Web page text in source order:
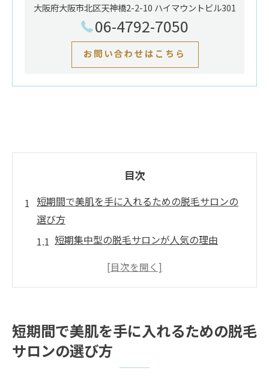
大阪府大阪市北区天神橋2-2-10 ハイマウントビル301
06-4792-7050
お問い合わせはこちら
目次
短期間で美肌を手に入れるための脱毛サロンの
選び方
短期集中型の脱毛サロンが人気の理由
効果を実感するためのサロン選びのポイン
最新技術を活用した脱毛サロンの効果
口コミから見る脱毛サロンの評価
短期間で美肌を手に入れるための脱毛
サロンの選び方